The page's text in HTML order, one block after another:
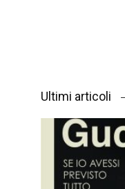
Ultimi articoli